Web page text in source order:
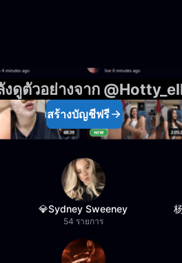
ดูตัวอย่างจาก
สร้างบัญชีฟรี
💎Sydney Sweeney
54 รายการ